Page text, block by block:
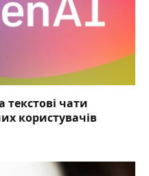
текстові чати
користувачів